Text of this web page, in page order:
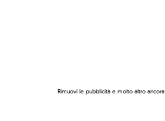
Rimuovi le pubblicità e molto altro